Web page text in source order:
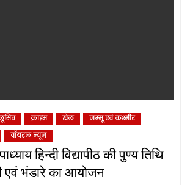
क्राइम खेल
जम्‍मू एवं कश्‍मीर
वॉयरल न्यूज़
हिन्दी विद्यापीठ की पुण्य तिथि
एवं भंडारे का आयोजन